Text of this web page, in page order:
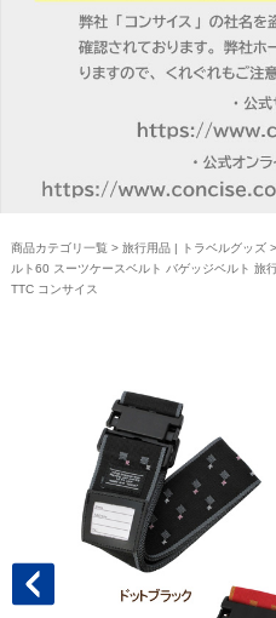
商品カテゴリ一覧 > 旅行用品 | トラベルグッズ>
ルト60 スーツケースベルト バゲッジベルト 旅
TTC コンサイス